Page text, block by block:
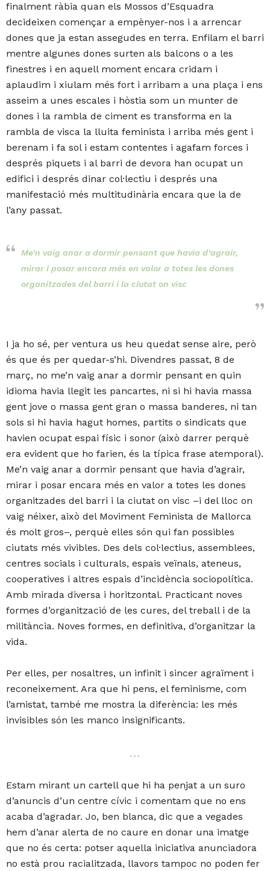
finalment ràbia quan els Mossos d’Esquadra
decideixen començar a empènyer-nos i a arrencar
dones que ja estan assegudes en terra. Enfilam el barri
mentre algunes dones surten als balcons o a les
finestres i en aquell moment encara cridam i
aplaudim i xiulam més fort i arribam a una plaça i ens
asseim a unes escales i hòstia som un munter de
dones i la rambla de ciment es transforma en la
rambla de visca la lluita feminista i arriba més gent i
berenam i fa sol i estam contentes i agafam forces i
després piquets i al barri de devora han ocupat un
edifici i després dinar col·lectiu i després una
manifestació més multitudinària encara que la de
l’any passat.
Me’n vaig anar a dormir pensant que havia d’agrair,
mirar i posar encara més en valor a totes les dones
organitzades del barri i la ciutat on visc
I ja ho sé, per ventura us heu quedat sense aire, però
és que és per quedar-s’hi. Divendres passat, 8 de
març, no me’n vaig anar a dormir pensant en quin
idioma havia llegit les pancartes, ni si hi havia massa
gent jove o massa gent gran o massa banderes, ni tan
sols si hi havia hagut homes, partits o sindicats que
havien ocupat espai físic i sonor (això darrer perquè
era evident que ho farien, és la típica frase atemporal).
Me’n vaig anar a dormir pensant que havia d’agrair,
mirar i posar encara més en valor a totes les dones
organitzades del barri i la ciutat on visc –i del lloc on
vaig néixer, això del Moviment Feminista de Mallorca
és molt gros–, perquè elles són qui fan possibles
ciutats més vivibles. Des dels col·lectius, assemblees,
centres socials i culturals, espais veïnals, ateneus,
cooperatives i altres espais d’incidència sociopolítica.
Amb mirada diversa i horitzontal. Practicant noves
formes d’organització de les cures, del treball i de la
militància. Noves formes, en definitiva, d’organitzar la
vida.
Per elles, per nosaltres, un infinit i sincer agraïment i
reconeixement. Ara que hi pens, el feminisme, com
l’amistat, també me mostra la diferència: les més
invisibles són les manco insignificants.
…
Estam mirant un cartell que hi ha penjat a un suro
d’anuncis d’un centre cívic i comentam que no ens
acaba d’agradar. Jo, ben blanca, dic que a vegades
hem d’anar alerta de no caure en donar una imatge
que no és certa: potser aquella iniciativa anunciadora
no està prou racialitzada, llavors tampoc no poden fer